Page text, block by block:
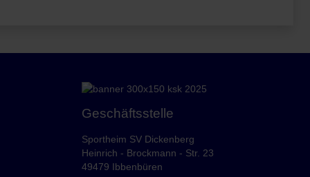
Geschäftsstelle
Sportheim SV Dickenberg
Heinrich - Brockmann - Str. 23
49479 Ibbenbüren